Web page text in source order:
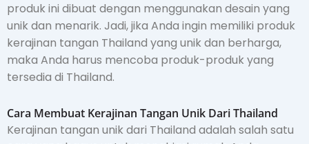
produk ini dibuat dengan menggunakan desain yang
unik dan menarik. Jadi, jika Anda ingin memiliki produk
kerajinan tangan Thailand yang unik dan berharga,
maka Anda harus mencoba produk-produk yang
tersedia di Thailand.
Cara Membuat Kerajinan Tangan Unik Dari Thailand
Kerajinan tangan unik dari Thailand adalah salah satu